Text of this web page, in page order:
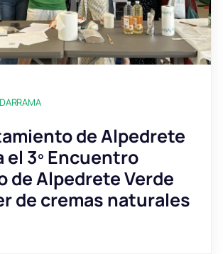
de Alpedrete
el 3º Encuentro
de Alpedrete Verde
de cremas naturales